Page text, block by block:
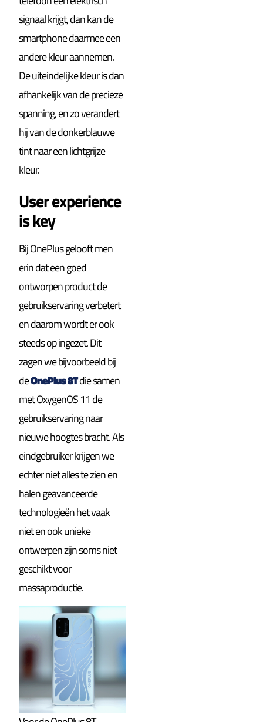
signaal krijgt, dan kan de
smartphone daarmee een
andere kleur aannemen.
De uiteindelijke kleur is dan
afhankelijk van de precieze
spanning, en zo verandert
hij van de donkerblauwe
tint naar een lichtgrijze
kleur.
User experience
is key
Bij OnePlus gelooft men
erin dat een goed
ontworpen product de
gebruikservaring verbetert
en daarom wordt er ook
steeds op ingezet. Dit
zagen we bijvoorbeeld bij
deOnePlus 8Tdie samen
met OxygenOS 11 de
gebruikservaring naar
nieuwe hoogtes bracht. Als
eindgebruiker krijgen we
echter niet alles te zien en
halen geavanceerde
technologieën het vaak
niet en ook unieke
ontwerpen zijn soms niet
geschikt voor
massaproductie.